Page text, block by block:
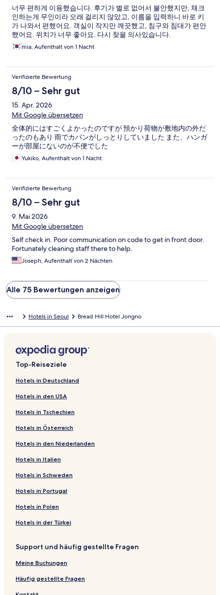
너무 편하게 이용했습니다. 후기가 별로 없어서 불안했지만, 채크
인하는게 무인이라 오래 걸리지 않았고, 이름을 입력하니 바로 키
가 나와서 편했어요. 객실이 작지만 깨끗했고, 침구와 침대가 편안
했어요. 위치가 너무 좋아요. 다시 찾을 의사있습니다.
mia, Aufenthalt von 1 Nacht
Verifizierte Bewertung
8/10 – Sehr gut
15. Apr. 2026
Mit Google übersetzen
全体的にはすごくよかったのですが 預かり荷物が敷地内の外だ
ったのもあり 雨でカバンがしっとりしていました また、ハンガ
ーが部屋にないのが不便でした
Yukiko, Aufenthalt von 1 Nacht
Verifizierte Bewertung
8/10 – Sehr gut
9. Mai 2026
Mit Google übersetzen
Self check in. Poor communication on code to get in front door.
Fortunately cleaning staff there to help.
Joseph, Aufenthalt von 2 Nächten
Alle 75 Bewertungen anzeigen
Hotels in Seoul Bread Hill Hotel Jongno
Top-Reiseziele
Hotels in Deutschland
Hotels in den USA
Hotels in Tschechien
Hotels in Österreich
Hotels in den Niederlanden
Hotels in Italien
Hotels in Schweden
Hotels in Portugal
Hotels in Polen
Hotels in der Türkei
Support und häufig gestellte Fragen
Meine Buchungen
Häufig gestellte Fragen